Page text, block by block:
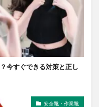
今すぐできる対策と正し
安全靴・作業靴